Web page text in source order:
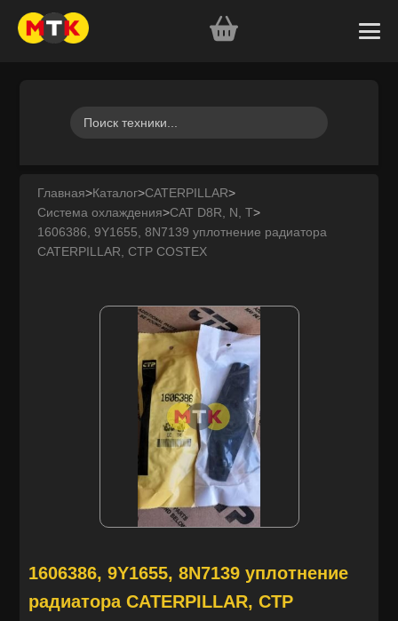
Главная>Каталог>CATERPILLAR>
Система охлаждения>CAT D8R, N, T>
1606386, 9Y1655, 8N7139 уплотнение радиатора
CATERPILLAR, CTP COSTEX
1606386, 9Y1655, 8N7139 уплотнение
радиатора CATERPILLAR, CTP